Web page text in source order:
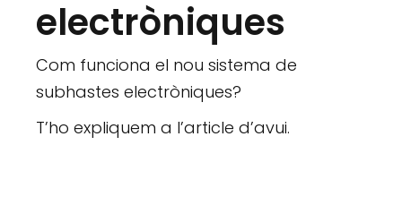
electròniques
Com funciona el nou sistema de
subhastes electròniques?
T’ho expliquem a l’article d’avui.